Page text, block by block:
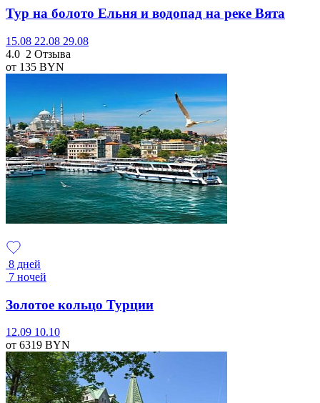
Тур на болото Ельня и водопад на реке Вята
15.08 22.08 29.08
4.0 2 Отзыва
от 135 BYN
8 дней
7 ночей
Золотое кольцо Турции
12.09 10.10
от 6319 BYN